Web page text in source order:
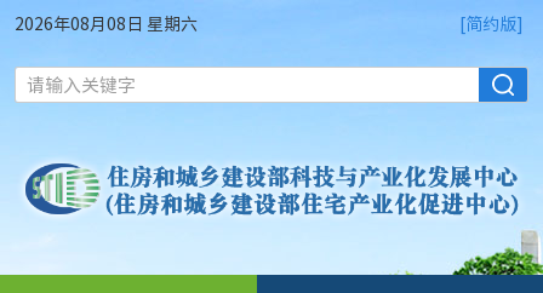
2026年08月08日 星期六 [简约版]
请输入关键字